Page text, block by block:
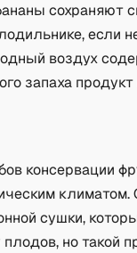
сохраняют
если
воздух
запаха
консервации
сушки,
но такой